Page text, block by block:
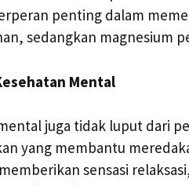
penting dalam
sedangkan magnesium
Mental
juga tidak luput dari
yang membantu
sensasi